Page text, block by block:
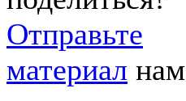
Отправьте
материал нам